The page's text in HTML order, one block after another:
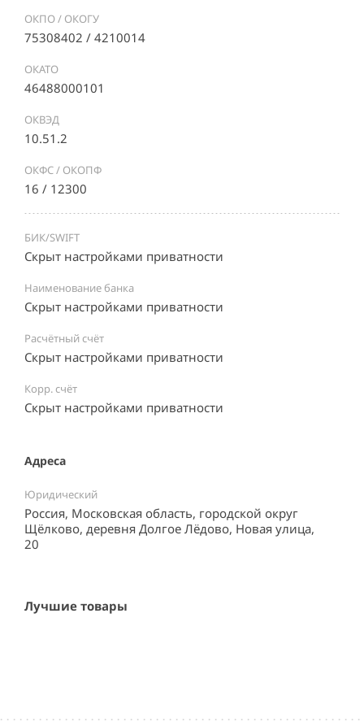
ОКПО / ОКОГУ
75308402 / 4210014
ОКАТО
46488000101
ОКВЭД
10.51.2
ОКФС / ОКОПФ
16 / 12300
БИК/SWIFT
Скрыт настройками приватности
Наименование банка
Скрыт настройками приватности
Расчётный счёт
Скрыт настройками приватности
Корр. счёт
Скрыт настройками приватности
Адреса
Юридический
Россия, Московская область, городской округ
Щёлково, деревня Долгое Лёдово, Новая улица,
20
Лучшие товары